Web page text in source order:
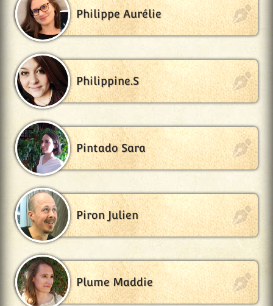
Philippe Aurélie
Philippine.S
Pintado Sara
Piron Julien
Plume Maddie